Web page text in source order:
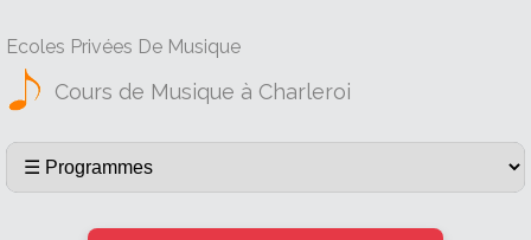
Ecoles Privées De Musique
Cours de Musique à Charleroi